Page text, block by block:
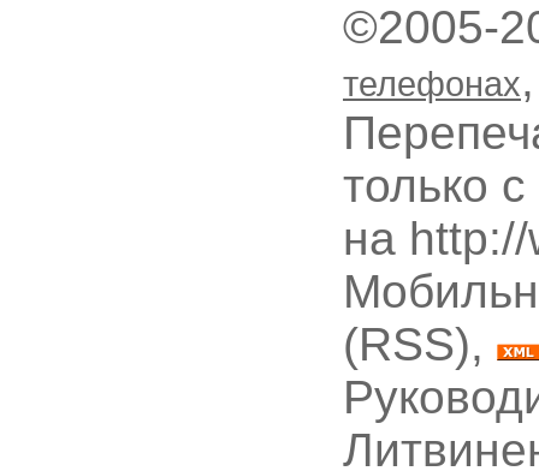
©2005-
телефонах
только
на
(RSS),